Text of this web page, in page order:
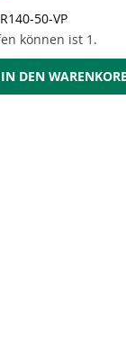
50-VP
können ist 1.
IN DEN